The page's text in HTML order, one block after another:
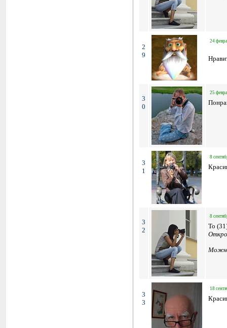
2
9
24
3
0
25
3
1
8
3
2
8
To
3
3
18